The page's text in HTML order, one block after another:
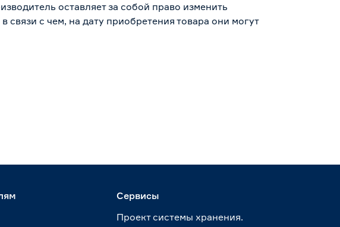
оставляет за собой право изменить
с чем, на дату приобретения товара они могут
Сервисы
Проект системы хранения.